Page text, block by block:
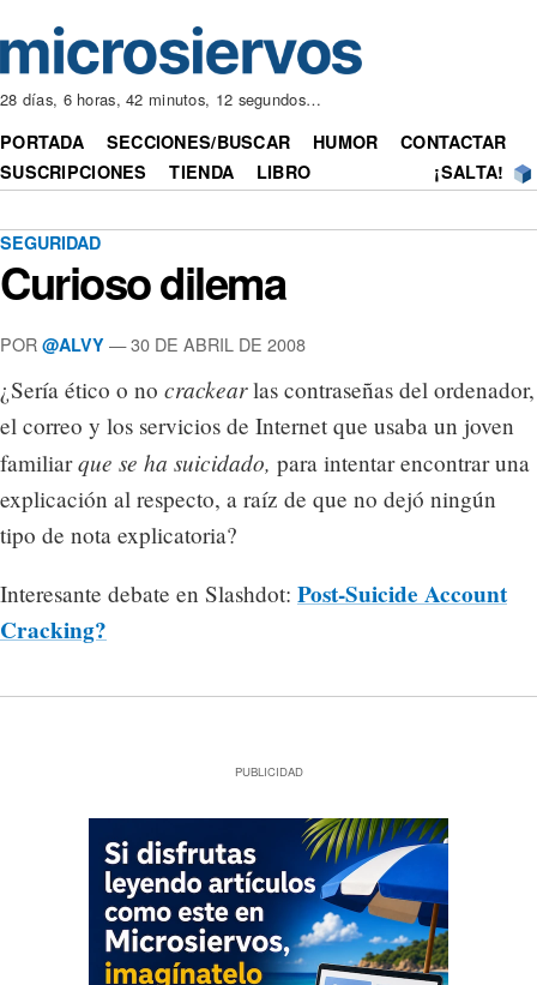
28 días, 6 horas, 42 minutos, 12 segundos…
PORTADA SECCIONES/BUSCAR HUMOR
CONTACTAR
SUSCRIPCIONES
TIENDA LIBRO ¡SALTA!
SEGURIDAD
Curioso dilema
POR @ALVY — 30 DE ABRIL DE 2008
¿Sería ético o no crackearlas contraseñas del ordenador,
el correo y los servicios de Internet que usaba un joven
familiarque se ha suicidado, para intentar encontrar una
explicación al respecto, a raíz de que no dejó ningún
tipo de nota explicatoria?
Interesante debate en Slashdot: Post-Suicide Account
Cracking?
PUBLICIDAD